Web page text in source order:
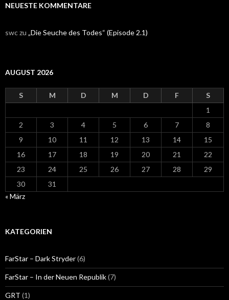
NEUESTE KOMMENTARE
swczu „Die Seuche des Todes“ (Episode 2.1)
AUGUST 2026
S M D M D F
S
1
2
3 4 5 6 7
8
9
10 11 12 13 14
15
16
17 18 19 20 21
22
23
24 25 26 27 28
29
30
31
« März
KATEGORIEN
FarStar – Dark Stryder(6)
FarStar – In der Neuen Republik(7)
GRT (1)